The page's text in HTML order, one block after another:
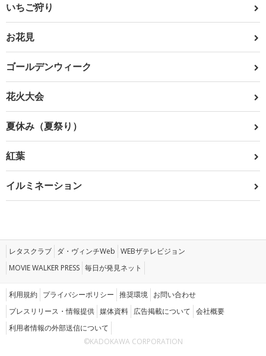
いちご狩り
お花見
ゴールデンウィーク
花火大会
夏休み（夏祭り）
紅葉
イルミネーション
レタスクラブ ダ・ヴィンチWeb WEBザテレビジョン
MOVIE WALKER PRESS 毎日が発見ネット
利用規約 プライバシーポリシー 推奨環境 お問い合わせ
プレスリリース・情報提供 媒体資料 広告掲載について 会社概要
利用者情報の外部送信について
©KADOKAWA CORPORATION